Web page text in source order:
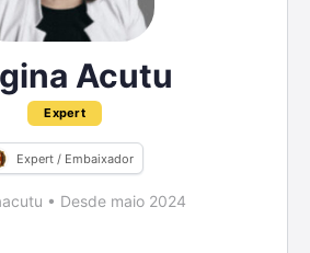
Acutu
Expert
Expert / Embaixador
• Desde maio 2024